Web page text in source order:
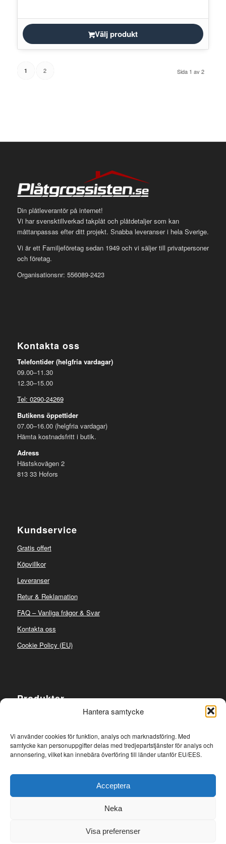
Hantera samtycke
Vi använder cookies för funktion, analys och marknadsföring. Med
samtycke kan personuppgifter delas med tredjepartstjänster för analys och
annonsering, vilket kan innebära överföring till länder utanför EU/EES.
Acceptera
Neka
Visa preferenser
Välj produkt
Sida 1 av 2
1 2
Din plåtleverantör på internet!
Vi har svensktillverkad takplåt och plåtdetaljer som kan
måttanpassas efter ditt projekt. Snabba leveranser i hela Sverige.
Vi är ett Familjeföretag sedan 1949 och vi säljer till privatpersoner
och företag.
Organisationsnr: 556089-2423
Kontakta oss
Telefontider (helgfria vardagar)
09.00–11.30
12.30–15.00
Tel: 0290-24269
Butikens öppettider
07.00–16.00 (helgfria vardagar)
Hämta kostnadsfritt i butik.
Adress
Hästskovägen 2
813 33 Hofors
Kundservice
Gratis offert
Köpvillkor
Leveranser
Retur & Reklamation
FAQ – Vanliga frågor & Svar
Kontakta oss
Cookie Policy (EU)
Produkter
Plåtdetaljer
Taksäkerhet